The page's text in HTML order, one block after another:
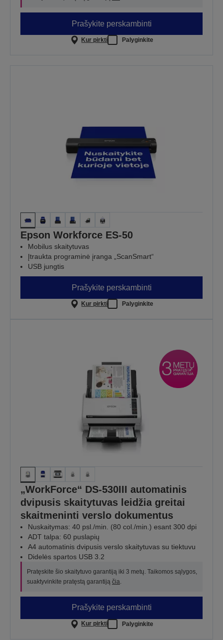
Prašykite perskambinti
Kur pirkti Palyginkite
Epson Workforce ES-50
Mobilus skaitytuvas
Įtraukta programinė įranga „ScanSmart“
USB jungtis
Prašykite perskambinti
Kur pirkti Palyginkite
„WorkForce“ DS-530III automatinis
dvipusis skaitytuvas leidžia greitai
skaitmeninti verslo dokumentus
Nuskaitymas: 40 psl./min. (80 col./min.) esant 300 dpi
ADT talpa: 60 puslapių
A4 automatinis dvipusis verslo skaitytuvas su tiektuvu
Didelės spartos USB 3.2
Pratęskite šio skaitytuvo garantiją iki 3 metų. Taikomos sąlygos,
suaktyvinkite pratęstą garantiją čia
Prašykite perskambinti
Kur pirkti Palyginkite